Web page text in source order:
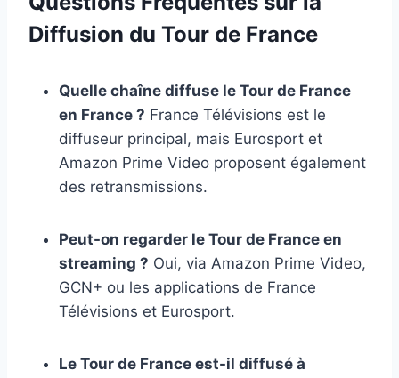
Diffusion du Tour de France
Quelle chaîne diffuse le Tour de France
en France ? France Télévisions est le
diffuseur principal, mais Eurosport et
Amazon Prime Video proposent également
des retransmissions.
Peut-on regarder le Tour de France en
streaming ? Oui, via Amazon Prime Video,
GCN+ ou les applications de France
Télévisions et Eurosport.
Le Tour de France est-il diffusé à